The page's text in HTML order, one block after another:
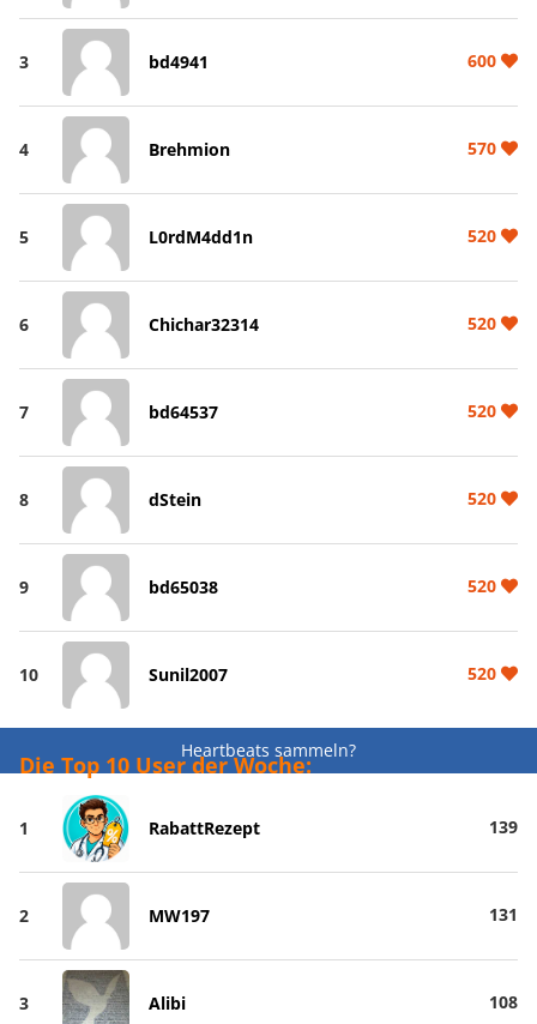
3 bd4941 600
4 Brehmion 570
5 L0rdM4dd1n 520
6 Chichar32314 520
7 bd64537 520
8 dStein 520
9 bd65038 520
10 Sunil2007 520
Heartbeats sammeln?
Die Top 10 User der Woche:
1 RabattRezept 139
2 MW197 131
3 Alibi 108